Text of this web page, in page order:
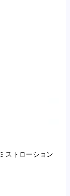
ストローション